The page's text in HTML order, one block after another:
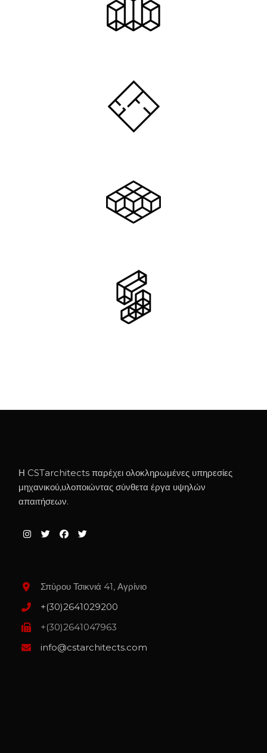
Η CSTarchitects παρέχει ολοκληρωμένες υπηρεσίες
μηχανικού,υλοποιώντας σύνθετα έργα υψηλών
απαιτήσεων.
Σπύρου Τσικνιά 41, Αγρίνιο
+(30)2641029200
+(30)2641047963
info@cstarchitects.com